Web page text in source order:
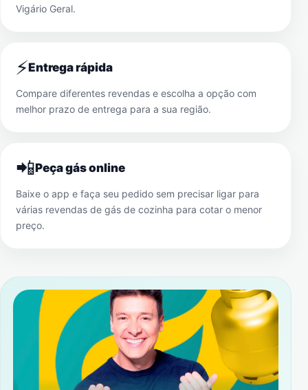
Vigário Geral.
⚡Entrega rápida
Compare diferentes revendas e escolha a opção com
melhor prazo de entrega para a sua região.
📲Peça gás online
Baixe o app e faça seu pedido sem precisar ligar para
várias revendas de gás de cozinha para cotar o menor
preço.